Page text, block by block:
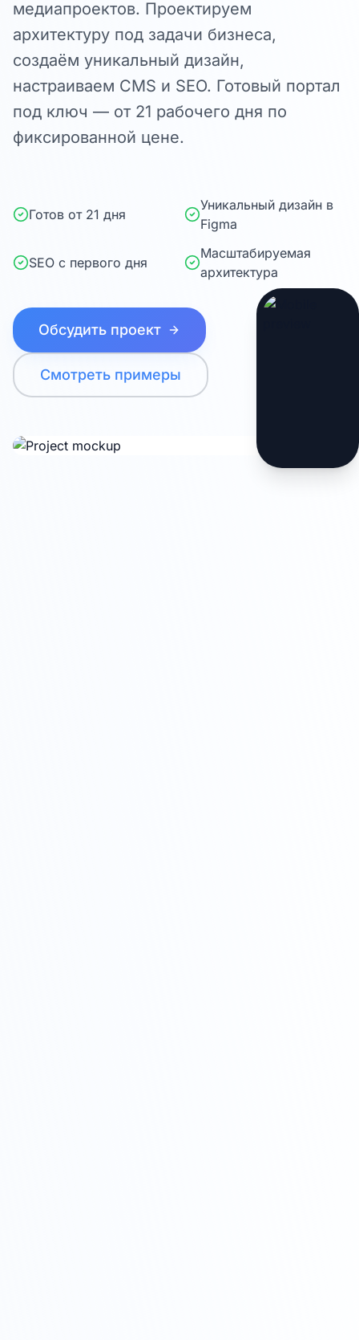
медиапроектов. Проектируем
архитектуру под задачи бизнеса,
создаём уникальный дизайн,
настраиваем CMS и SEO. Готовый портал
под ключ — от 21 рабочего дня по
фиксированной цене.
Готов от 21 дня
Уникальный дизайн в
Figma
SEO с первого дня
Масштабируемая
архитектура
Обсудить проект
Смотреть примеры